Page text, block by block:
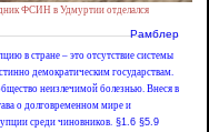
ФСИН в Удмуртии отделался
Рамблер
в стране – это отсутствие системы
демократическим государствам.
неизлечимой болезнью. Внеся в
о долговременном мире и
среди чиновников. §1.6 §5.9